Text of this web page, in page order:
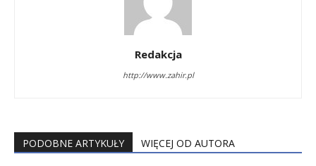
Redakcja
http://www.zahir.pl
PODOBNE ARTYKUŁY WIĘCEJ OD AUTORA